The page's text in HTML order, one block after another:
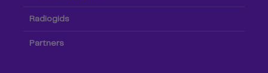
Radiogids
Partners